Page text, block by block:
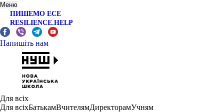
Меню
ПИШЕМО ЕСЕ
RESILIENCE.HELP
Напишіть нам
Для всіх
Для всіхБатькамВчителямДиректорамУчням